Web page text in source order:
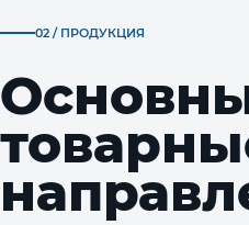
02 / ПРОДУКЦИЯ